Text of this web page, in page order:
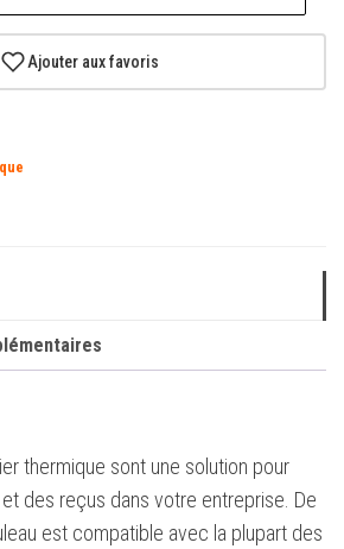
Ajouter aux favoris
thermique sont une solution pour
des reçus dans votre entreprise. De
est compatible avec la plupart des